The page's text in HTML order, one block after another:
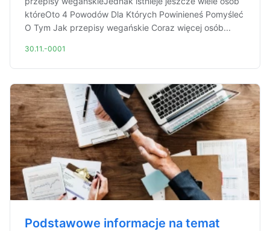
któreOto 4 Powodów Dla Których Powinieneś Pomyśleć
O Tym Jak przepisy wegańskie Coraz więcej osób...
30.11.-0001
Podstawowe informacje na temat